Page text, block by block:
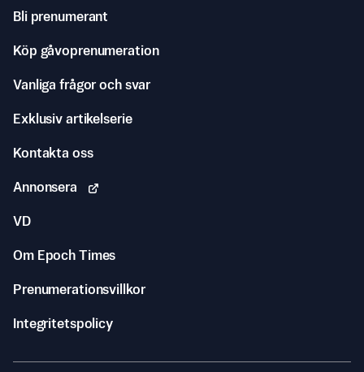
Bli prenumerant
Köp gåvoprenumeration
Vanliga frågor och svar
Exklusiv artikelserie
Kontakta oss
Annonsera
VD
Om Epoch Times
Prenumerationsvillkor
Integritetspolicy